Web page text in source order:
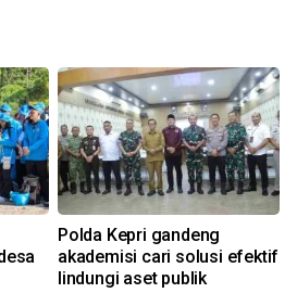
Polda Kepri gandeng
akademisi cari solusi efektif
lindungi aset publik